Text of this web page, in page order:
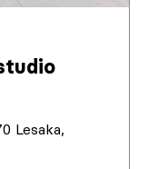
Lesaka,